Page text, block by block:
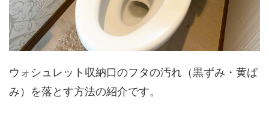
ウォシュレット収納口のフタの汚れ（黒ずみ・黄ば
み）を落とす方法の紹介です。